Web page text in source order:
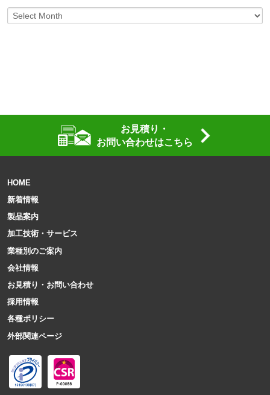
お見積り・
お問い合わせはこちら
HOME
新着情報
製品案内
加工技術・サービス
業種別のご案内
会社情報
お見積り・お問い合わせ
採用情報
各種ポリシー
外部関連ページ